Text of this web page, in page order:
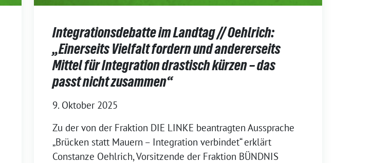
Integrationsdebatte im Landtag // Oehlrich:
„Einerseits Vielfalt fordern und andererseits
Mittel für Integration drastisch kürzen – das
passt nicht zusammen“
9. Oktober 2025
Zu der von der Fraktion DIE LINKE beantragten Aussprache
„Brücken statt Mauern – Integration verbindet“ erklärt
Constanze Oehlrich, Vorsitzende der Fraktion BÜNDNIS